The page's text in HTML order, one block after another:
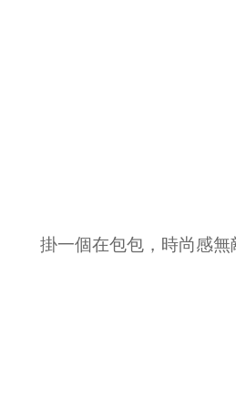
掛一個在包包，時尚感無